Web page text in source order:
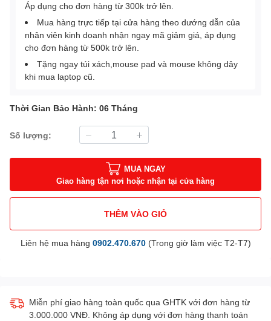
Áp dụng cho đơn hàng từ 300k trở lên.
Mua hàng trực tiếp tại cửa hàng theo dướng dẫn của
nhân viên kinh doanh nhận ngay mã giảm giá, áp dụng
cho đơn hàng từ 500k trở lên.
Tặng ngay túi xách,mouse pad và mouse không dây
khi mua laptop cũ.
Thời Gian Bảo Hành: 06 Tháng
Số lượng:
MUA NGAY
Giao hàng tận nơi hoặc nhận tại cửa hàng
THÊM VÀO GIỎ
Liên hệ mua hàng 0902.470.670(Trong giờ làm việc T2-T7)
Miễn phí giao hàng toàn quốc qua GHTK với đơn hàng từ
3.000.000 VNĐ. Không áp dụng với đơn hàng thanh toán